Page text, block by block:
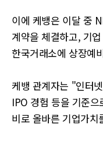
이에 케뱅은 이달 중
계약을 체결하고, 기
한국거래소에 상장예
케뱅 관계자는 "인터
IPO 경험 등을 기준
비로 올바른 기업가